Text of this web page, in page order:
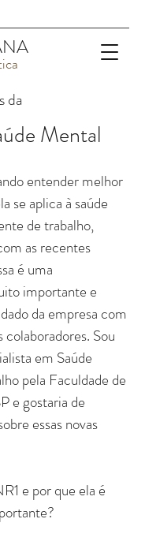
da
Mental
entender melhor
se aplica à saúde
de trabalho,
as recentes
é uma
importante e
da empresa com
Sou
em Saúde
pela Faculdade de
e gostaria de
essas novas
e por que ela é